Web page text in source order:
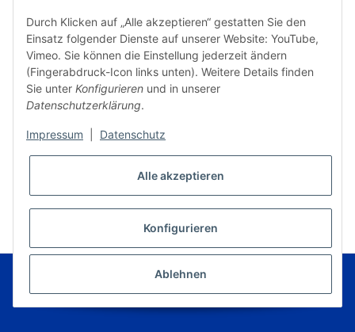
Durch Klicken auf „Alle akzeptieren“ gestatten Sie den
Einsatz folgender Dienste auf unserer Website: YouTube,
Vimeo. Sie können die Einstellung jederzeit ändern
(Fingerabdruck-Icon links unten). Weitere Details finden
Sie unter Konfigurieren und in unserer
Datenschutzerklärung.
Impressum Datenschutz
Alle akzeptieren
Konfigurieren
Ablehnen
VERTRAG WIDERRUFEN
© Musikverlag Geiger - Kronach - Germany